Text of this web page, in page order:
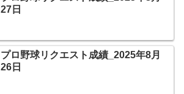
27日
プロ野球リクエスト成績_2025年8月
26日